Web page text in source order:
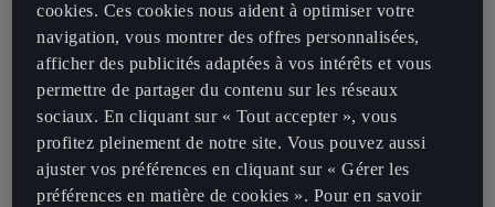
cookies. Ces cookies nous aident à optimiser votre
navigation, vous montrer des offres personnalisées,
afficher des publicités adaptées à vos intérêts et vous
permettre de partager du contenu sur les réseaux
sociaux. En cliquant sur « Tout accepter », vous
profitez pleinement de notre site. Vous pouvez aussi
ajuster vos préférences en cliquant sur « Gérer les
préférences en matière de cookies ». Pour en savoir